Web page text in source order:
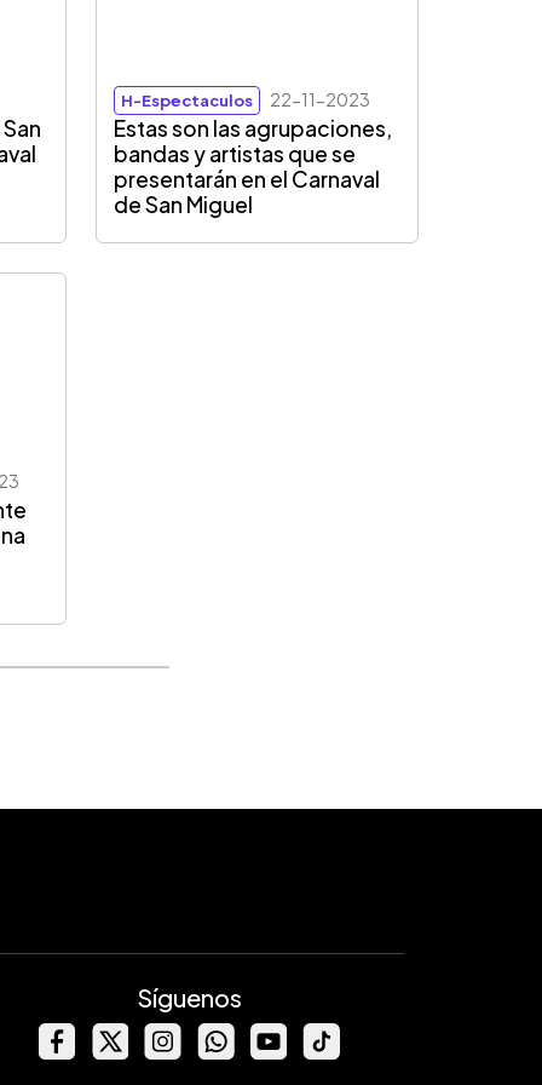
H-Espectaculos 22-11-2023
Estas son las agrupaciones,
bandas y artistas que se
presentarán en el Carnaval
de San Miguel
Síguenos